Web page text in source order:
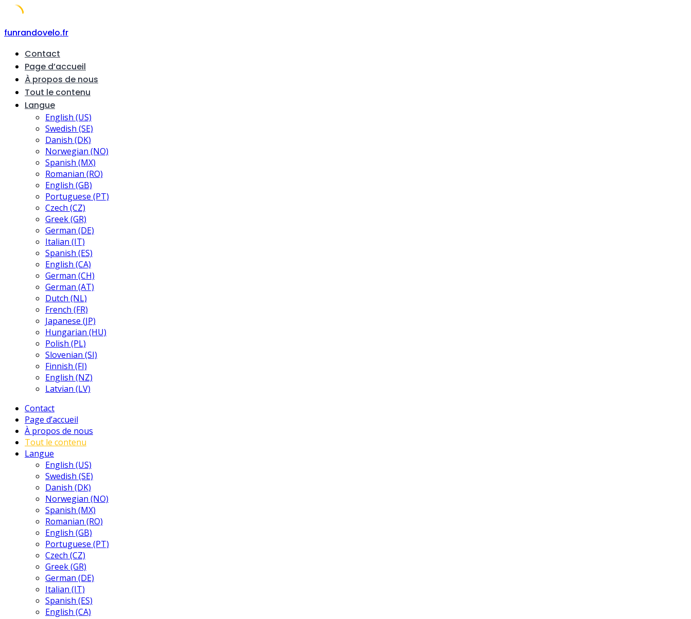
Skip
content
funrandovelo.fr
Contact
Page d’accueil
À propos de nous
Tout le contenu
Langue
English (US)
Swedish (SE)
Danish (DK)
Norwegian (NO)
Spanish (MX)
Romanian (RO)
English (GB)
Portuguese (PT)
Czech (CZ)
Greek (GR)
German (DE)
Italian (IT)
Spanish (ES)
English (CA)
German (CH)
German (AT)
Dutch (NL)
French (FR)
Japanese (JP)
Hungarian (HU)
Polish (PL)
Slovenian (SI)
Finnish (FI)
English (NZ)
Latvian (LV)
Contact
Page d’accueil
À propos de nous
Tout le contenu
Langue
English (US)
Swedish (SE)
Danish (DK)
Norwegian (NO)
Spanish (MX)
Romanian (RO)
English (GB)
Portuguese (PT)
Czech (CZ)
Greek (GR)
German (DE)
Italian (IT)
Spanish (ES)
English (CA)